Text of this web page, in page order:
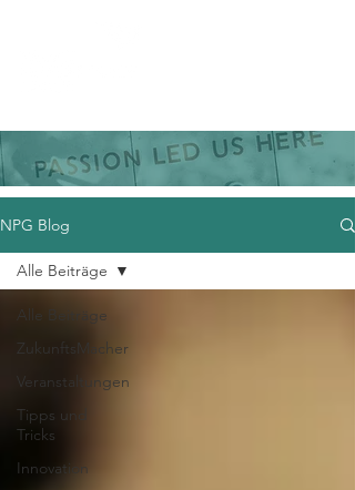
NPG Blog
Alle Beiträge
ZukunftsMacher
Veranstaltungen
Tipps und
Tricks
Innovation
Alle Beiträge